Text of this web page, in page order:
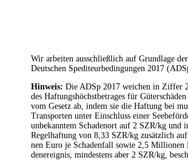
Wir arbei­ten aus­schließ­lich auf Grund­la­ge
Deut­schen Spe­di­teur­be­din­gun­gen 2017
Hin­weis: Die ADSp 2017 wei­chen in Zif­fer
des Haftungshöchstbetrages für
vom Gesetz ab, indem sie die Haf­tung bei
Trans­por­ten unter Ein­schluss einer
unbe­kann­tem Scha­den­ort auf 2 SZR/kg und
Regel­haf­tung von 8,33 SZR/kg zusätzlich
nen Euro je Scha­den­fall sowie 2,5
den­er­eig­nis, min­des­tens aber 2 SZR/kg,